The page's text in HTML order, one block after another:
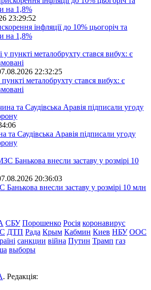
23:29:52
інфляції до 10% цьогоріч та
на 1,8%
22:32:25
металобрухту стався вибух: є
та Саудівська Аравія підписали угоду
20:36:03
Банькова внесли заставу у розмірі 10 млн
СБУ Порошенко Росія коронавирус
ДТП Рада Крым Кабмин Киев НБУ ООС
санкции війна Путин Трамп газ
выборы
. Редакція: